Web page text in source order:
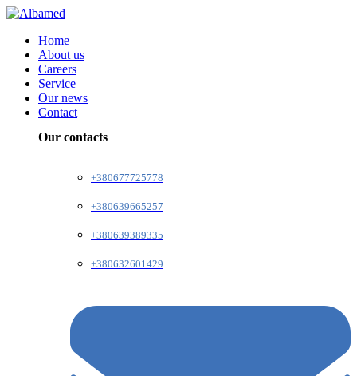
Home
About us
Careers
Service
Our news
Contact
Our contacts
+380677725778
+380639665257
+380639389335
+380632601429